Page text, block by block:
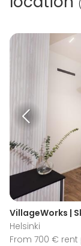
(
VillageWorks |
Helsinki
From 700 €